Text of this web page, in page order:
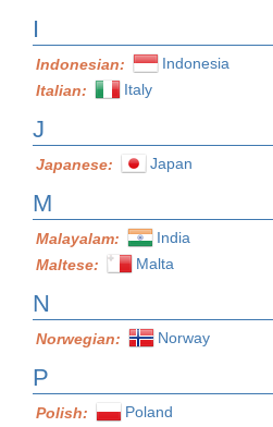
I
Indonesian:
Indonesia
Italian:
Italy
J
Japanese: Japan
M
Malayalam:
India
Maltese:
Malta
N
Norwegian: Norway
P
Polish:
Poland